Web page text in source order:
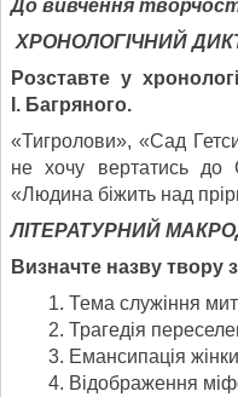
До вивчення
ХРОНОЛОГІЧНИЙ
Розставте у
І. Багряного.
«Тигролови», «Сад
не хочу вертатись
«Людина біжить над
ЛІТЕРАТУРНИЙ
Визначте назву твору
Тема служіння
Трагедія
Емансипація
Відображення